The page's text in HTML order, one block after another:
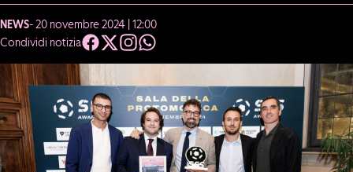
NEWS- 20 novembre 2024 | 12:00
Condividi notizia